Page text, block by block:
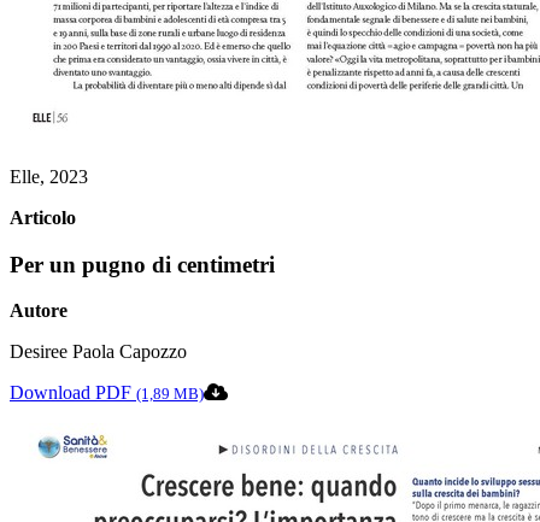
Elle, 2023
Articolo
Per un pugno di centimetri
Autore
Desiree Paola Capozzo
Download PDF (1,89 MB)